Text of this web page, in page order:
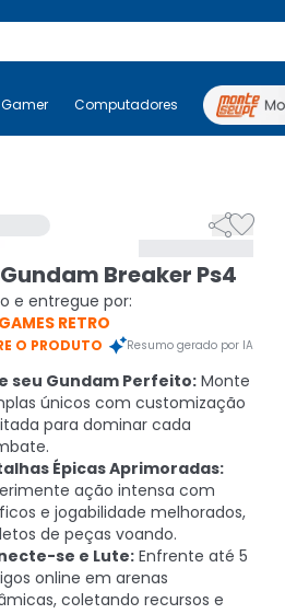
PC Gamer Computadores
Gamer Computadores Periféricos

Breaker Ps4
e entregue por:
RETRO
O PRODUTO Resumo gerado por IA
seu Gundam Perfeito:Monte
únicos com customização
para dominar cada
Épicas Aprimoradas:
ação intensa com
e jogabilidade melhorados,
de peças voando.
se e Lute: Enfrente até 5
online em arenas
coletando recursos e